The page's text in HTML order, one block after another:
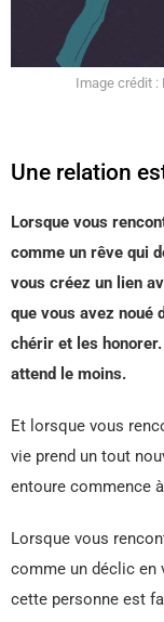
Image crédit
Une relation
Lorsque vous
comme un rêve qui
vous créez un lien
que vous avez noué
chérir et les honorer.
attend le moins.
Et lorsque vous
vie prend un tout
entoure commence
Lorsque vous
comme un déclic en
cette personne est